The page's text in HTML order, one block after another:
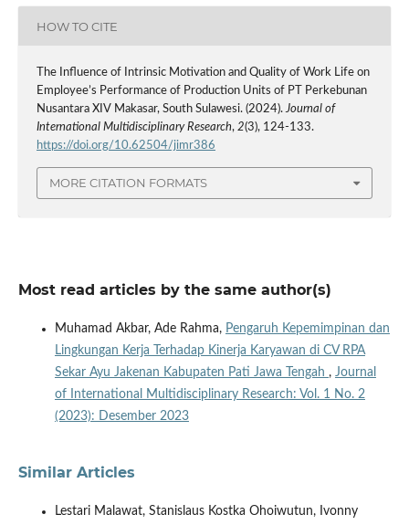
HOW TO CITE
The Influence of Intrinsic Motivation and Quality of Work Life on
Employee’s Performance of Production Units of PT Perkebunan
Nusantara XIV Makasar, South Sulawesi. (2024).Journal of
International Multidisciplinary Research, 2(3), 124-133.
https://doi.org/10.62504/jimr386
MORE CITATION FORMATS
Most read articles by the same author(s)
Muhamad Akbar, Ade Rahma, Pengaruh Kepemimpinan dan
Lingkungan Kerja Terhadap Kinerja Karyawan di CV RPA
Sekar Ayu Jakenan Kabupaten Pati Jawa Tengah , Journal
of International Multidisciplinary Research: Vol. 1 No. 2
(2023): Desember 2023
Similar Articles
Lestari Malawat, Stanislaus Kostka Ohoiwutun, Ivonny